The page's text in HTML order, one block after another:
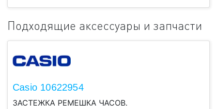
Подходящие аксессуары и запчасти
Casio 10622954
ЗАСТЕЖКА РЕМЕШКА ЧАСОВ.